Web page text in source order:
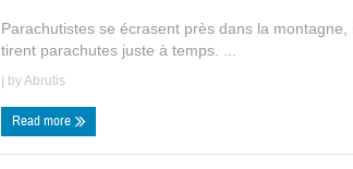
Parachutistes se écrasent près dans la montagne,
tirent parachutes juste à temps. ...
| byAbrutis
Read more